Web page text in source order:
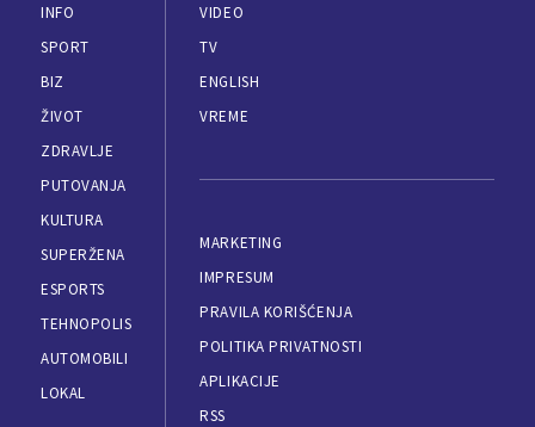
INFO
SPORT
BIZ
ŽIVOT
ZDRAVLJE
PUTOVANJA
KULTURA
SUPERŽENA
ESPORTS
TEHNOPOLIS
AUTOMOBILI
LOKAL
VIDEO
TV
ENGLISH
VREME
MARKETING
IMPRESUM
PRAVILA KORIŠĆENJA
POLITIKA PRIVATNOSTI
APLIKACIJE
RSS